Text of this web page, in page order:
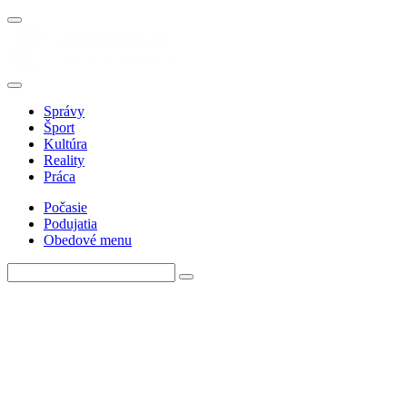
Správy
Šport
Kultúra
Reality
Práca
Počasie
Podujatia
Obedové menu